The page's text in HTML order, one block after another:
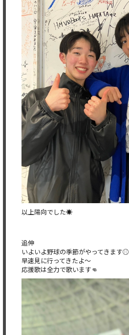
以上陽向でした☀️
追伸
いよいよ野球の季節がやってきます⚾️
早速見に行ってきたよ〜
応援歌は全力で歌います👊